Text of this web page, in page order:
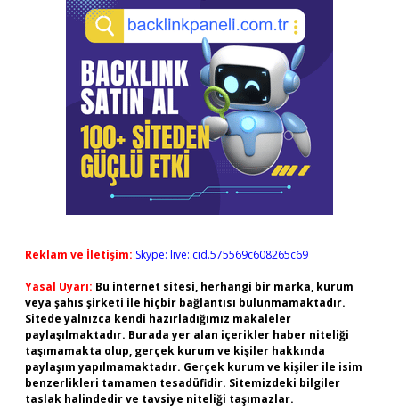
Reklam ve İletişim: Skype: live:.cid.575569c608265c69
Yasal Uyarı: Bu internet sitesi, herhangi bir marka, kurum
veya şahıs şirketi ile hiçbir bağlantısı bulunmamaktadır.
Sitede yalnızca kendi hazırladığımız makaleler
paylaşılmaktadır. Burada yer alan içerikler haber niteliği
taşımamakta olup, gerçek kurum ve kişiler hakkında
paylaşım yapılmamaktadır. Gerçek kurum ve kişiler ile isim
benzerlikleri tamamen tesadüfidir. Sitemizdeki bilgiler
taslak halindedir ve tavsiye niteliği taşımazlar.